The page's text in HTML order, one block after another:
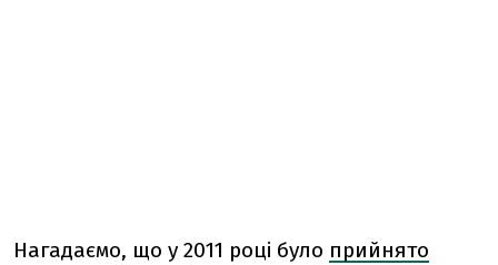
Нагадаємо, що у 2011 році було прийнято